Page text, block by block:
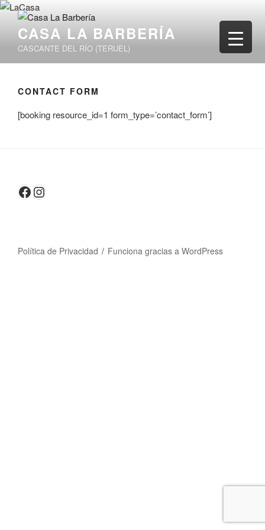
Saltar
contenidoCASA LA BARBERÍA
CASCANTE DEL RÍO (TERUEL)
CONTACT FORM
[booking resource_id=1 form_type=’contact_form’]
Facebook
Instagram
Política de Privacidad Funciona gracias a WordPress